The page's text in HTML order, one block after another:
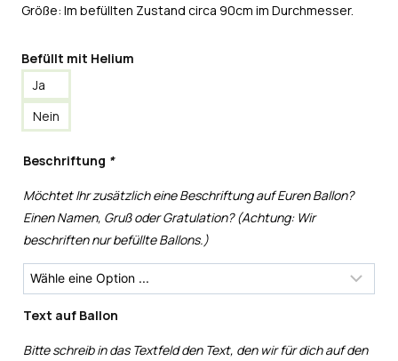
Größe: Im befüllten Zustand circa 90cm im Durchmesser.
Befüllt mit Helium
Ja
Nein
Beschriftung *
Möchtet Ihr zusätzlich eine Beschriftung auf Euren Ballon?
Einen Namen, Gruß oder Gratulation? (Achtung: Wir
beschriften nur befüllte Ballons.)
Text auf Ballon
Bitte schreib in das Textfeld den Text, den wir für dich auf den